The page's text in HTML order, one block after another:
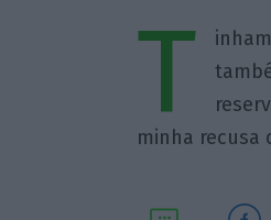
T
minha